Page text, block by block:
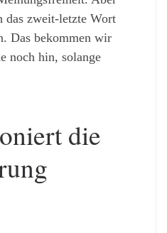
das zweit-letzte Wort
Das bekommen wir
noch hin, solange
die